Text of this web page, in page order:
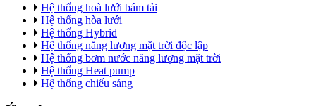
Hệ thống hoà lưới bám tải
Hệ thống hòa lưới
Hệ thống Hybrid
Hệ thống năng lượng mặt trời độc lập
Hệ thống bơm nước năng lượng mặt trời
Hệ thống Heat pump
Hệ thống chiếu sáng